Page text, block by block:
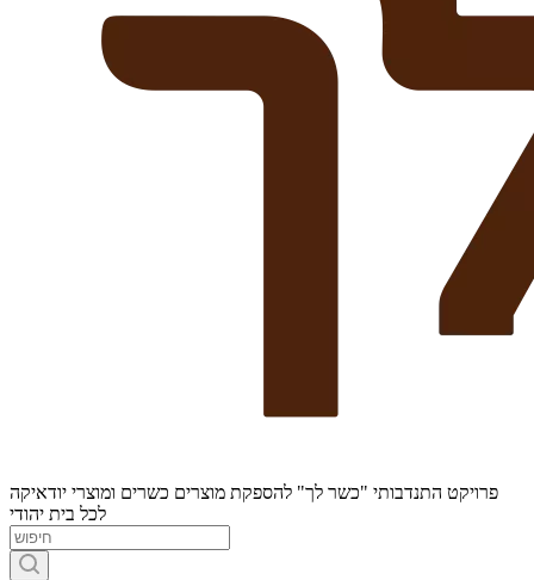
פרויקט התנדבותי "כשר לך" להספקת מוצרים כשרים ומוצרי יודאיקה
לכל בית יהודי